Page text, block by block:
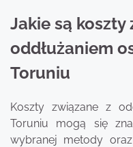
Jakie są koszty
oddłużaniem
Toruniu
Koszty związane z
Toruniu mogą się
wybranej metody